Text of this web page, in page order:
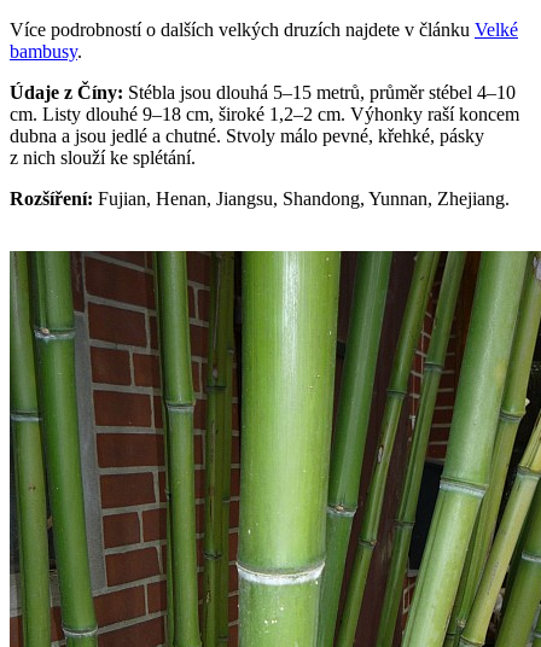
Více podrobností o dalších velkých druzích najdete v článku Velké
bambusy.
Údaje z Číny: Stébla jsou dlouhá 5–15 metrů, průměr stébel 4–10
cm. Listy dlouhé 9–18 cm, široké 1,2–2 cm. Výhonky raší koncem
dubna a jsou jedlé a chutné. Stvoly málo pevné, křehké, pásky
z nich slouží ke splétání.
Rozšíření: Fujian, Henan, Jiangsu, Shandong, Yunnan, Zhejiang.